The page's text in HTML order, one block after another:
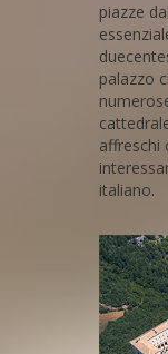
piazze
palazzo
affreschi
italiano.